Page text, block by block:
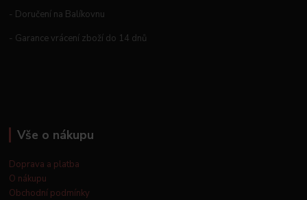
- Doručení na Balíkovnu
- Garance vrácení zboží do 14 dnů
Vše o nákupu
Doprava a platba
O nákupu
Obchodní podmínky